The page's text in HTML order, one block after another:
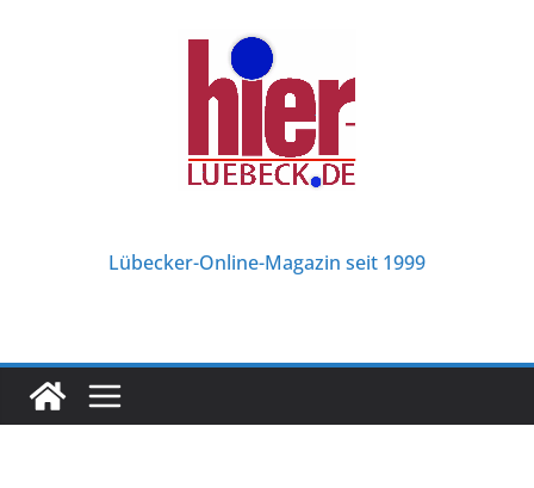
Lübecker-Online-Magazin seit 1999